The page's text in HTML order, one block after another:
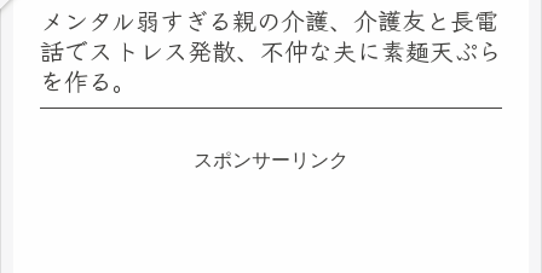
メンタル弱すぎる親の介護、介護友と長電
話でストレス発散、不仲な夫に素麺天ぷら
を作る。
スポンサーリンク